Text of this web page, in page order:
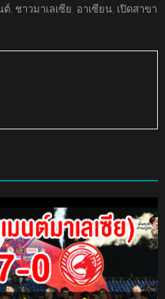
ต์, ชาวมาเลเซีย อาเซียน, เปิดสาขา